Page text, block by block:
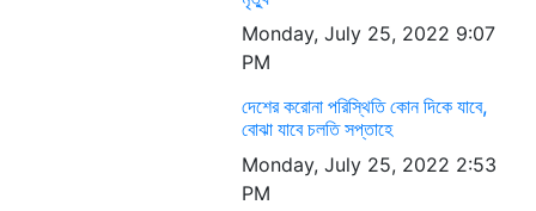
Monday, July 25, 2022 9:07
PM
দেশের করোনা পরিস্থিতি কোন দিকে যাবে,
বোঝা যাবে চলতি সপ্তাহে
Monday, July 25, 2022 2:53
PM